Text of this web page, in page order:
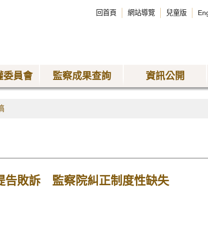
回首頁 網站導覽 兒童版
委員會 監察成果查詢 資訊公開
告敗訴 監察院糾正制度性缺失